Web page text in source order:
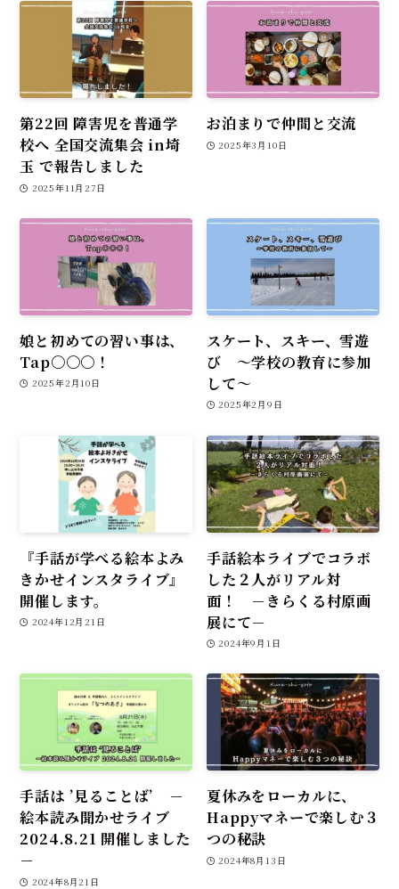
第22回 障害児を普通学
校へ 全国交流集会 in埼
玉 で報告しました
2025年11月27日
お泊まりで仲間と交流
2025年3月10日
娘と初めての習い事は、
Tap〇〇〇！
2025年2月10日
スケート、スキー、雪遊
び ～学校の教育に参加
して～
2025年2月9日
『手話が学べる絵本よみ
きかせインスタライブ』
開催します。
2024年12月21日
手話絵本ライブでコラボ
した２人がリアル対
面！ －きらくる村原画
展にて－
2024年9月1日
手話は ’見ることば’ －
絵本読み聞かせライブ
2024.8.21 開催しました
－
2024年8月21日
夏休みをローカルに、
Happyマネーで楽しむ３
つの秘訣
2024年8月13日